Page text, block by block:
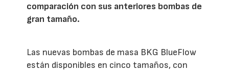
comparación con sus anteriores bombas de
gran tamaño.
Las nuevas bombas de masa BKG BlueFlow
están disponibles en cinco tamaños, con